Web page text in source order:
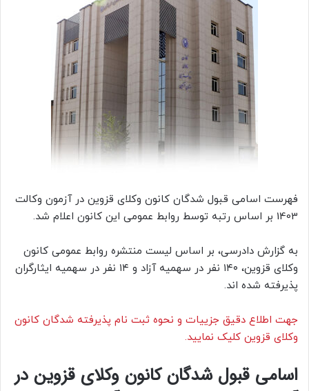
فهرست اسامی قبول شدگان کانون وکلای قزوین در آزمون وکالت
1403 بر اساس رتبه توسط روابط عمومی این کانون اعلام شد.
به گزارش دادرسی، بر اساس لیست منتشره روابط عمومی کانون
وکلای قزوین، ۱۴۰ نفر در سهمیه آزاد و ۱۴ نفر در سهمیه ایثارگران
پذیرفته شده اند.
جهت اطلاع دقیق جزییات و نحوه ثبت نام پذیرفته شدگان کانون
وکلای قزوین کلیک نمایید.
اسامی قبول شدگان کانون وکلای قزوین در